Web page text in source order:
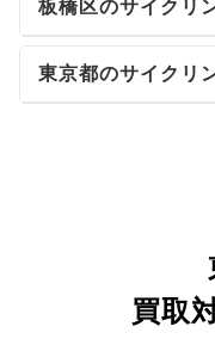
板橋区のサイクリ
東京都のサイクリ
買取